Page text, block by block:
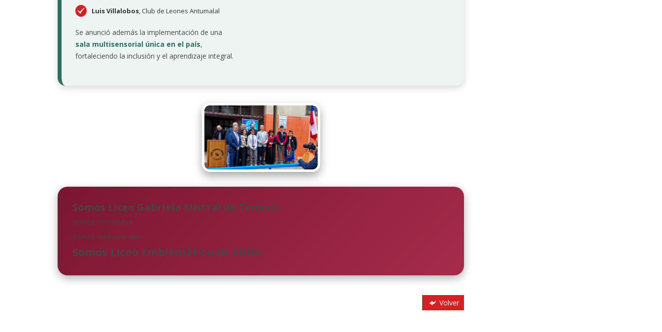
Luis Villalobos, Club de Leones Antumalal
Se anunció además la implementación de una
sala multisensorial única en el país,
fortaleciendo la inclusión y el aprendizaje integral.
Somos Liceo Gabriela Mistral de Temuco.
Somos comunidad.
Somos memoria viva.
Somos Liceo Emblemático de Chile.
Volver